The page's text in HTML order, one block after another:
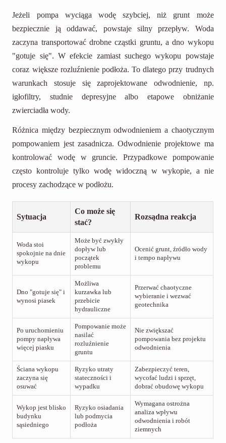
Jeżeli pompa wyciąga wodę szybciej, niż grunt może
bezpiecznie ją oddawać, powstaje silny przepływ. Woda
zaczyna transportować drobne cząstki gruntu, a dno wykopu
"gotuje się". W efekcie zamiast suchego wykopu powstaje
coraz większe rozluźnienie podłoża. To dlatego przy trudnych
warunkach stosuje się zaprojektowane odwodnienie, np.
igłofiltry, studnie depresyjne albo etapowe obniżanie
zwierciadła wody.
Różnica między bezpiecznym odwodnieniem a chaotycznym
pompowaniem jest zasadnicza. Odwodnienie projektowe ma
kontrolować wodę w gruncie. Przypadkowe pompowanie
często kontroluje tylko wodę widoczną w wykopie, a nie
procesy zachodzące w podłożu.
Sytuacja
Co może się
stać?
Rozsądna reakcja
Woda stoi
spokojnie na dnie
wykopu
Może być zwykły
dopływ lub
początek
problemu
Ocenić grunt, źródło wody
i tempo napływu
Dno "gotuje się" i
wynosi piasek
Możliwa
kurzawka lub
przebicie
hydrauliczne
Przerwać chaotyczne
wybieranie i wezwać
geotechnika
Po uruchomieniu
pompy napływa
więcej piasku
Pompowanie może
nasilać
rozluźnienie
gruntu
Nie zwiększać
pompowania bez projektu
odwodnienia
Ściana wykopu
zaczyna się
osuwać
Ryzyko utraty
stateczności i
wypadku
Zabezpieczyć teren,
wycofać ludzi i sprzęt,
dobrać obudowę wykopu
Wykop jest blisko
budynku
sąsiedniego
Ryzyko osiadania
lub podmycia
podłoża
Wymagana ostrożna
analiza wpływu
odwodnienia i robót
ziemnych